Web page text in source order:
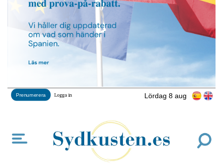
Lördag 8 aug
Prenumerera Logga in